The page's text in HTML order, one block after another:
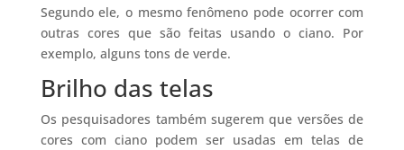
Segundo ele, o mesmo fenômeno pode ocorrer com
outras cores que são feitas usando o ciano. Por
exemplo, alguns tons de verde.
Brilho das telas
Os pesquisadores também sugerem que versões de
cores com ciano podem ser usadas em telas de